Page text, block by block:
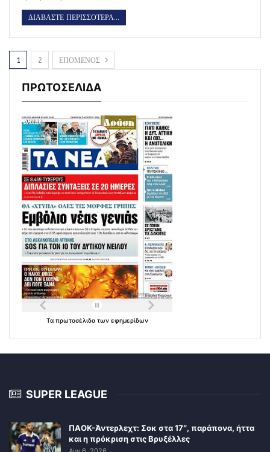
ΔΙΑΒΑΣΤΕ ΠΕΡΙΣΣΟΤΕΡΑ...
1 2 ΕΠΟΜΕΝΟΣ
ΠΡΩΤΟΣΕΛΙΔΑ
Τα πρωτοσέλιδα των εφημερίδων
SUPER LEAGUE
ΠΑΟΚ-Άντερλεχτ: Σοκ στα 17″, παράπονα, ήττα
και η πρόκριση στις Βρυξέλλες